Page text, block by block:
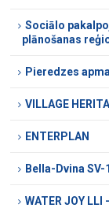
Sociālo
plānošanas
Pieredzes
VILLAGE
ENTERPLAN
Bella-Dvina SV-
WATER JOY LLI